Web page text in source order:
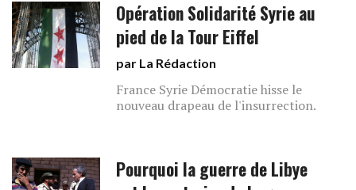
Opération Solidarité Syrie au
pied de la Tour Eiffel
par La Rédaction
France Syrie Démocratie hisse le
nouveau drapeau de l'insurrection.
Pourquoi la guerre de Libye